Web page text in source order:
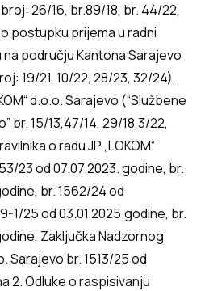
26/16, br.89/18, br. 44/22,
postupku prijema u radni
području Kantona Sarajevo
19/21, 10/22, 28/23, 32/24),
d.o.o. Sarajevo (“Službene
br. 15/13,47/14, 29/18,3/22,
o radu JP „LOKOM“
23 od 07.07.2023. godine, br.
br. 1562/24 od
1/25 od 03.01.2025.godine, br.
Zaključka Nadzornog
Sarajevo br. 1513/25 od
2. Odluke o raspisivanju